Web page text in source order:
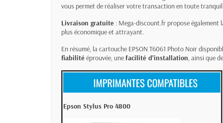
vous permet de réaliser votre transaction en toute
Livraison gratuite : Mega-discount.fr propose également
plus économique et attrayant.
En résumé, la cartouche EPSON T6061 Photo Noir
fiabilitééprouvée, unefacilité d'installation, ainsi que
Epson Stylus Pro 4800